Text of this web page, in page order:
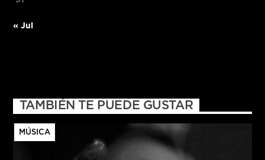
« Jul
TAMBIÉN TE PUEDE GUSTAR
MÚSICA